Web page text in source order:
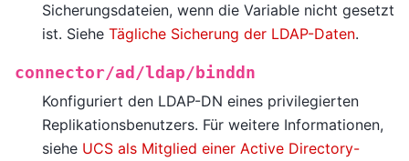
Sicherungsdateien, wenn die Variable nicht gesetzt
ist. Siehe Tägliche Sicherung der LDAP-Daten.
connector/ad/ldap/binddn
Konfiguriert den LDAP-DN eines privilegierten
Replikationsbenutzers. Für weitere Informationen,
siehe UCS als Mitglied einer Active Directory-